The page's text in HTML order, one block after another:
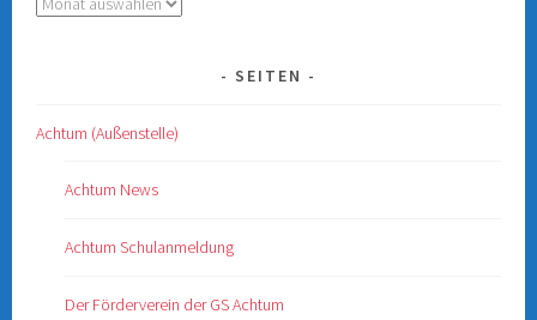
SEITEN
Achtum (Außenstelle)
Achtum News
Achtum Schulanmeldung
Der Förderverein der GS Achtum